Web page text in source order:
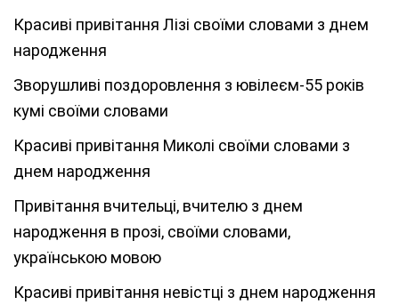
Красиві привітання Лізі своїми словами з днем
народження
Зворушливі поздоровлення з ювілеєм-55 років
кумі своїми словами
Красиві привітання Миколі своїми словами з
днем народження
Привітання вчительці, вчителю з днем
народження в прозі, своїми словами,
українською мовою
Красиві привітання невістці з днем народження